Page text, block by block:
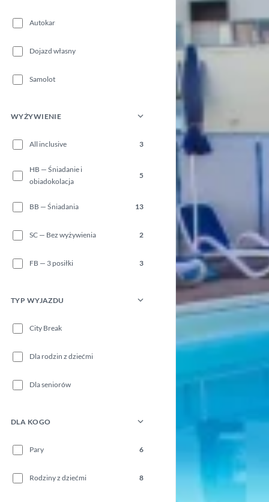
Autokar
Dojazd własny
Samolot
WYŻYWIENIE
All inclusive 3
HB — Śniadanie i
obiadokolacja
5
BB — Śniadania 13
SC — Bez wyżywienia 2
FB — 3 posiłki 3
TYP WYJAZDU
City Break
Dla rodzin z dziećmi
Dla seniorów
DLA KOGO
Pary 6
Rodziny z dziećmi 8